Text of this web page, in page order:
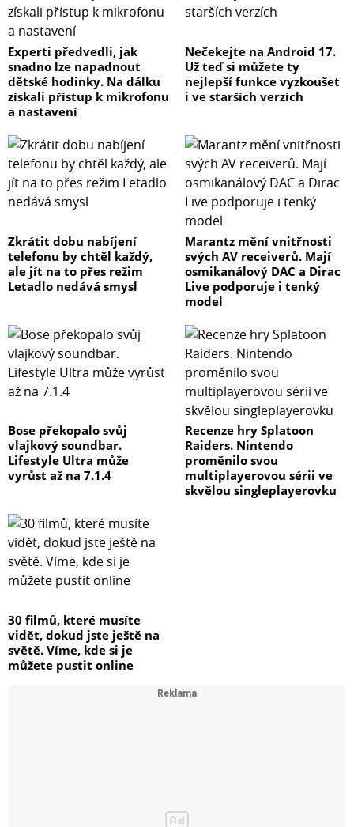
Experti předvedli, jak
snadno lze napadnout
dětské hodinky. Na dálku
získali přístup k mikrofonu
a nastavení
Nečekejte na Android 17.
Už teď si můžete ty
nejlepší funkce vyzkoušet
i ve starších verzích
Zkrátit dobu nabíjení
telefonu by chtěl každý,
ale jít na to přes režim
Letadlo nedává smysl
Marantz mění vnitřnosti
svých AV receiverů. Mají
osmikanálový DAC a Dirac
Live podporuje i tenký
model
Bose překopalo svůj
vlajkový soundbar.
Lifestyle Ultra může
vyrůst až na 7.1.4
Recenze hry Splatoon
Raiders. Nintendo
proměnilo svou
multiplayerovou sérii ve
skvělou singleplayerovku
30 filmů, které musíte
vidět, dokud jste ještě na
světě. Víme, kde si je
můžete pustit online